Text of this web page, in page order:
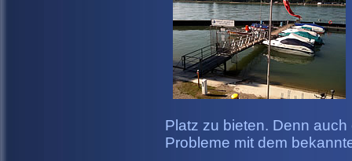
Platz zu bieten. Denn
Probleme mit dem